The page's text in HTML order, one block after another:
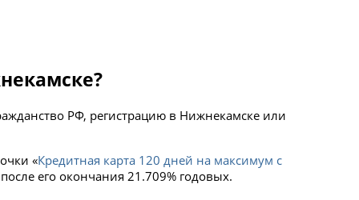
РФ, регистрацию в Нижнекамске или
«Кредитная карта 120 дней на максимум с
его окончания 21.709% годовых.